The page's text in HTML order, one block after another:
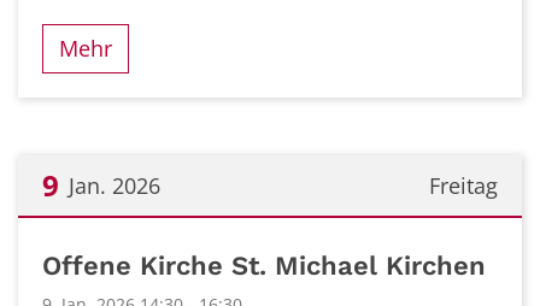
Mehr
Freitag
9 Jan. 2026
Offene Kirche St. Michael Kirchen